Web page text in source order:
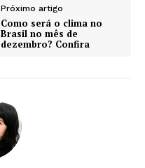
Próximo artigo
Como será o clima no
Brasil no mês de
dezembro? Confira